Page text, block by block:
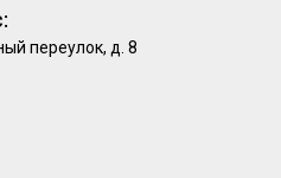
переулок, д. 8